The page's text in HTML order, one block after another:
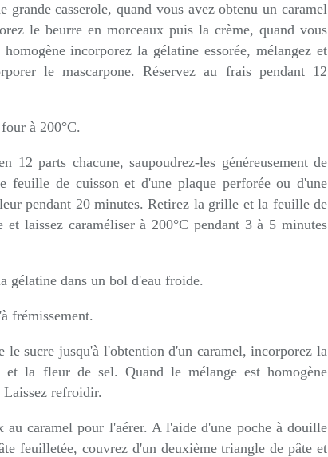
grande casserole, quand vous avez obtenu un caramel
le beurre en morceaux puis la crème, quand vous
incorporez la gélatine essorée, mélangez et
le mascarpone. Réservez au frais pendant 12
à 200°C.
12 parts chacune, saupoudrez-les généreusement de
feuille de cuisson et d'une plaque perforée ou d'une
pendant 20 minutes. Retirez la grille et la feuille de
laissez caraméliser à 200°C pendant 3 à 5 minutes
gélatine dans un bol d'eau froide.
frémissement.
le sucre jusqu'à l'obtention d'un caramel, incorporez la
et la fleur de sel. Quand le mélange est homogène
Laissez refroidir.
au caramel pour l'aérer. A l'aide d'une poche à douille
feuilletée, couvrez d'un deuxième triangle de pâte et